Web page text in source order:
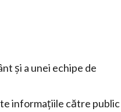
și a unei echipe de
informațiile către public